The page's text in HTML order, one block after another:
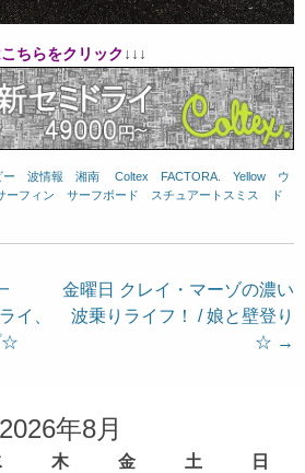
ちらをクリック↓↓↓
ー 波情報 湘南 Coltex FACTORA. Yellow
ウ
ーフィン サーフボード スチュアートスミス
ド
イ、
☆
金曜日 クレイ・マーゾの濃い
波乗りライフ！ / 娘と壁登り
☆ →
2026年8月
木 金 土
日